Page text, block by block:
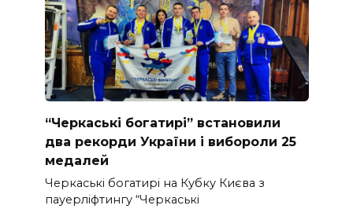
“Черкаські богатирі” встановили
два рекорди України і вибороли 25
медалей
Черкаські богатирі на Кубку Києва з
пауерліфтингу “Черкаські